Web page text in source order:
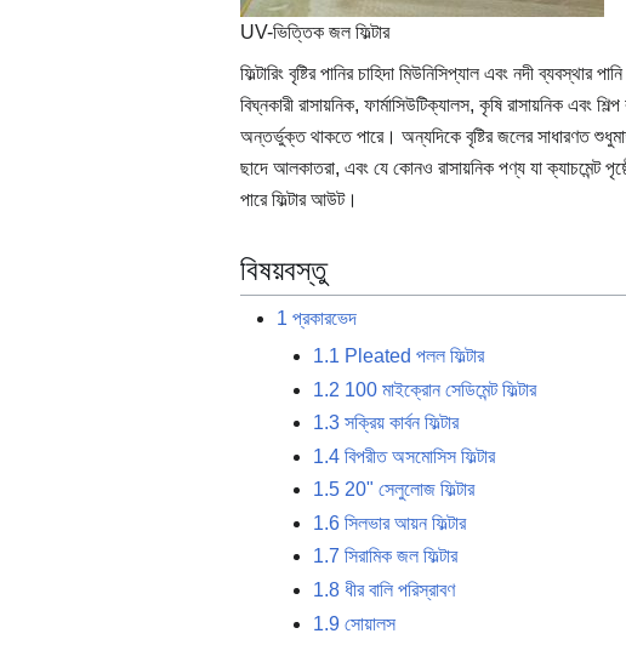
UV-ভিত্তিক জল ফিল্টার
ফিল্টারিং বৃষ্টির পানির চাহিদা মিউনিসিপ্যাল ​​এবং নদী ব্যবস্থার
বিঘ্নকারী রাসায়নিক, ফার্মাসিউটিক্যালস, কৃষি রাসায়নিক এবং
অন্তর্ভুক্ত থাকতে পারে। অন্যদিকে বৃষ্টির জলের সাধারণত
ছাদে আলকাতরা, এবং যে কোনও রাসায়নিক পণ্য যা ক্যাচমেন্ট
পারে ফিল্টার আউট।
বিষয়বস্তু
1 প্রকারভেদ
1.1 Pleated পলল ফিল্টার
1.2 100 মাইক্রোন সেডিমেন্ট ফিল্টার
1.3 সক্রিয় কার্বন ফিল্টার
1.4 বিপরীত অসমোসিস ফিল্টার
1.5 20" সেলুলোজ ফিল্টার
1.6 সিলভার আয়ন ফিল্টার
1.7 সিরামিক জল ফিল্টার
1.8 ধীর বালি পরিস্রাবণ
1.9 সোয়ালস